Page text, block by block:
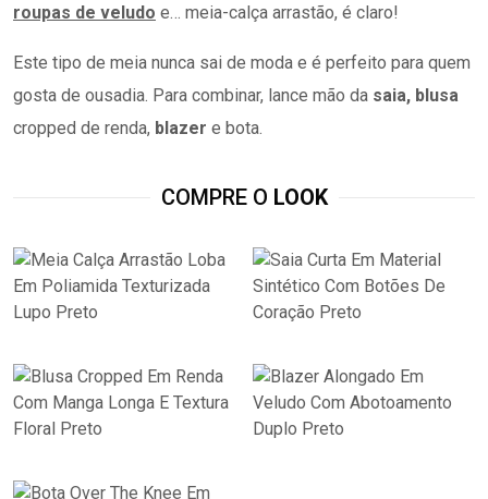
roupas de veludo e… meia-calça arrastão, é claro!
Este tipo de meia nunca sai de moda e é perfeito para quem
gosta de ousadia. Para combinar, lance mão da saia, blusa
cropped de renda, blazer e bota.
COMPRE O LOOK